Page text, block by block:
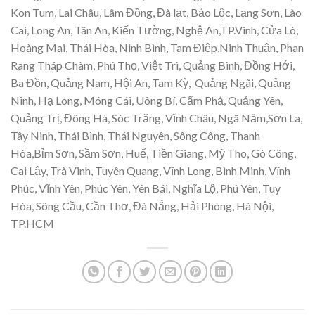
Kon Tum, Lai Châu, Lâm Đồng, Đà lạt, Bảo Lộc, Lạng Sơn, Lào
Cai, Long An, Tân An, Kiến Tường, Nghệ An,TP.Vinh, Cửa Lò,
Hoàng Mai, Thái Hòa, Ninh Bình, Tam Điệp,Ninh Thuận, Phan
Rang Tháp Chàm, Phú Thọ, Việt Trì, Quảng Bình, Đồng Hới,
Ba Đồn, Quảng Nam, Hội An, Tam Kỳ, Quảng Ngãi, Quảng
Ninh, Hạ Long, Móng Cái, Uông Bí, Cẩm Phả, Quảng Yên,
Quảng Trị, Đông Hà, Sóc Trăng, Vĩnh Châu, Ngã Năm,Sơn La,
Tây Ninh, Thái Bình, Thái Nguyên, Sông Công, Thanh
Hóa,Bỉm Sơn, Sầm Sơn, Huế, Tiền Giang, Mỹ Tho, Gò Công,
Cai Lậy, Trà Vinh, Tuyên Quang, Vĩnh Long, Bình Minh, Vĩnh
Phúc, Vĩnh Yên, Phúc Yên, Yên Bái, Nghĩa Lộ, Phú Yên, Tuy
Hòa, Sông Cầu, Cần Thơ, Đà Nẵng, Hải Phòng, Hà Nội,
TP.HCM